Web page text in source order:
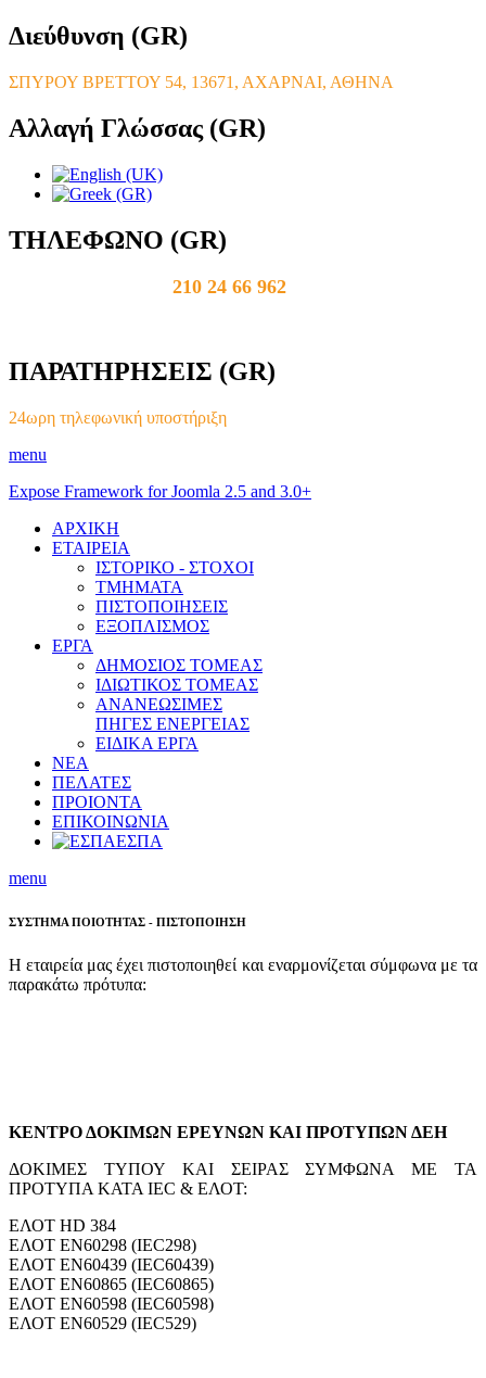
Διεύθυνση (GR)
ΣΠΥΡΟΥ ΒΡΕΤΤΟΥ 54, 13671, ΑΧΑΡΝΑΙ, ΑΘΗΝΑ
Αλλαγή Γλώσσας (GR)
ΤΗΛΕΦΩΝΟ (GR)
210 24 66 962
ΠΑΡΑΤΗΡΗΣΕΙΣ (GR)
24ωρη τηλεφωνική υποστήριξη
menu
Expose Framework for Joomla 2.5 and 3.0+
ΑΡΧΙΚΗ
ΕΤΑΙΡΕΙΑ
ΙΣΤΟΡΙΚΟ - ΣΤΟΧΟΙ
ΤΜΗΜΑΤΑ
ΠΙΣΤΟΠΟΙΗΣΕΙΣ
ΕΞΟΠΛΙΣΜΟΣ
ΕΡΓΑ
ΔΗΜΟΣΙΟΣ ΤΟΜΕΑΣ
ΙΔΙΩΤΙΚΟΣ ΤΟΜΕΑΣ
ΑΝΑΝΕΩΣΙΜΕΣ
ΠΗΓΕΣ ΕΝΕΡΓΕΙΑΣ
ΕΙΔΙΚΑ ΕΡΓΑ
ΝΕΑ
ΠΕΛΑΤΕΣ
ΠΡΟΙΟΝΤΑ
ΕΠΙΚΟΙΝΩΝΙΑ
ΕΣΠΑ
menu
ΣΥΣΤΗΜΑ ΠΟΙΟΤΗΤΑΣ - ΠΙΣΤΟΠΟΙΗΣΗ
Η εταιρεία μας έχει πιστοποιηθεί και εναρμονίζεται σύμφωνα με τα
παρακάτω πρότυπα:
ΚΕΝΤΡΟ ΔΟΚΙΜΩΝ ΕΡΕΥΝΩΝ ΚΑΙ ΠΡΟΤΥΠΩΝ ΔΕΗ
ΔΟΚΙΜΕΣ ΤΥΠΟΥ ΚΑΙ ΣΕΙΡΑΣ ΣΥΜΦΩΝΑ ΜΕ ΤΑ
ΠΡΟΤΥΠΑ ΚΑΤΑ ΙΕC & EΛΟΤ:
ΕΛΟΤ ΗD 384
EΛΟΤ EN60298 (IEC298)
EΛΟΤ EN60439 (IEC60439)
EΛΟΤ EN60865 (IEC60865)
EΛΟΤ EN60598 (IEC60598)
EΛΟΤ EN60529 (IEC529)